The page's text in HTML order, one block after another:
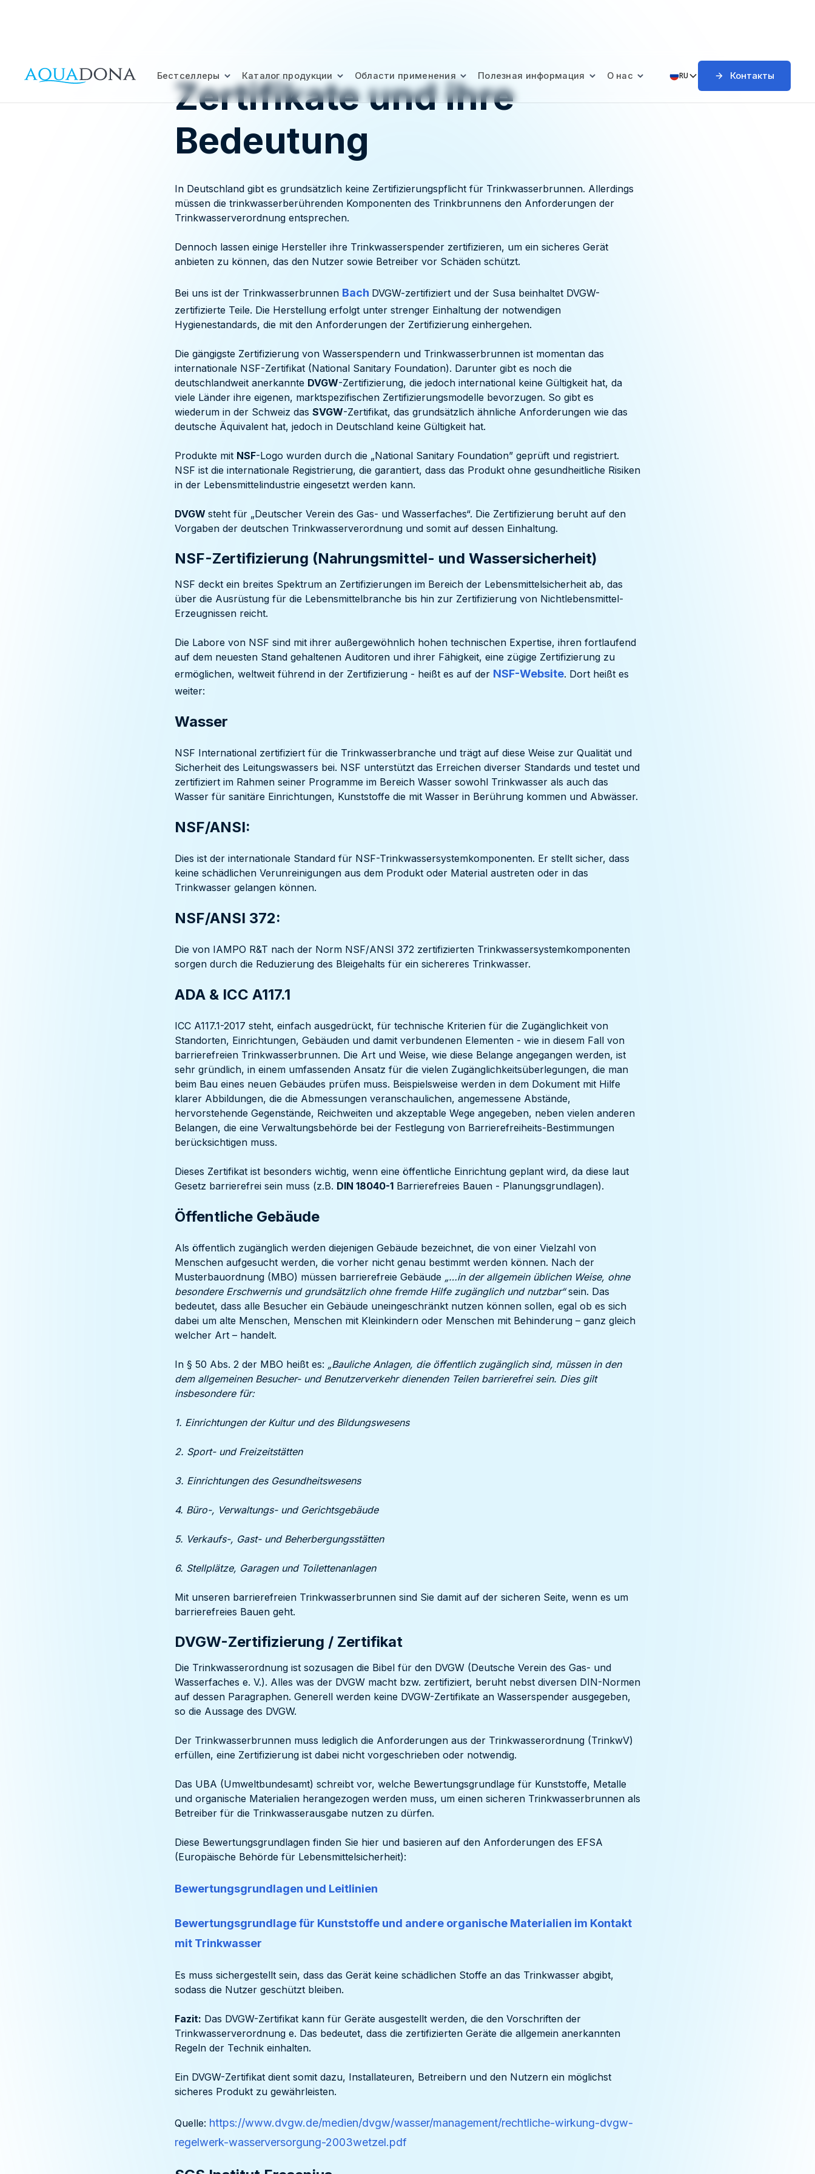
Бестселлеры Каталог продукции Области применения Полезная информация О нас RU Контакты
Zertifikate und ihre
Bedeutung
In Deutschland gibt es grundsätzlich keine Zertifizierungspflicht für Trinkwasserbrunnen. Allerdings
müssen die trinkwasserberührenden Komponenten des Trinkbrunnens den Anforderungen der
Trinkwasserverordnung entsprechen.
Dennoch lassen einige Hersteller ihre Trinkwasserspender zertifizieren, um ein sicheres Gerät
anbieten zu können, das den Nutzer sowie Betreiber vor Schäden schützt.
Bei uns ist der Trinkwasserbrunnen Bach DVGW-zertifiziert und der Susa beinhaltet DVGW-
zertifizierte Teile. Die Herstellung erfolgt unter strenger Einhaltung der notwendigen
Hygienestandards, die mit den Anforderungen der Zertifizierung einhergehen.
Die gängigste Zertifizierung von Wasserspendern und Trinkwasserbrunnen ist momentan das
internationale NSF-Zertifikat (National Sanitary Foundation). Darunter gibt es noch die
deutschlandweit anerkannte DVGW-Zertifizierung, die jedoch international keine Gültigkeit hat, da
viele Länder ihre eigenen, marktspezifischen Zertifizierungsmodelle bevorzugen. So gibt es
wiederum in der Schweiz das SVGW-Zertifikat, das grundsätzlich ähnliche Anforderungen wie das
deutsche Äquivalent hat, jedoch in Deutschland keine Gültigkeit hat.
Produkte mit NSF-Logo wurden durch die „National Sanitary Foundation” geprüft und registriert.
NSF ist die internationale Registrierung, die garantiert, dass das Produkt ohne gesundheitliche Risiken
in der Lebensmittelindustrie eingesetzt werden kann.
DVGW steht für „Deutscher Verein des Gas- und Wasserfaches“. Die Zertifizierung beruht auf den
Vorgaben der deutschen Trinkwasserverordnung und somit auf dessen Einhaltung.
NSF-Zertifizierung (Nahrungsmittel- und Wassersicherheit)
NSF deckt ein breites Spektrum an Zertifizierungen im Bereich der Lebensmittelsicherheit ab, das
über die Ausrüstung für die Lebensmittelbranche bis hin zur Zertifizierung von Nichtlebensmittel-
Erzeugnissen reicht.
Die Labore von NSF sind mit ihrer außergewöhnlich hohen technischen Expertise, ihren fortlaufend
auf dem neuesten Stand gehaltenen Auditoren und ihrer Fähigkeit, eine zügige Zertifizierung zu
ermöglichen, weltweit führend in der Zertifizierung - heißt es auf der NSF-Website. Dort heißt es
weiter:
Wasser
NSF International zertifiziert für die Trinkwasserbranche und trägt auf diese Weise zur Qualität und
Sicherheit des Leitungswassers bei. NSF unterstützt das Erreichen diverser Standards und testet und
zertifiziert im Rahmen seiner Programme im Bereich Wasser sowohl Trinkwasser als auch das
Wasser für sanitäre Einrichtungen, Kunststoffe die mit Wasser in Berührung kommen und Abwässer.
NSF/ANSI:
Dies ist der internationale Standard für NSF-Trinkwassersystemkomponenten. Er stellt sicher, dass
keine schädlichen Verunreinigungen aus dem Produkt oder Material austreten oder in das
Trinkwasser gelangen können.
NSF/ANSI 372:
Die von IAMPO R&T nach der Norm NSF/ANSI 372 zertifizierten Trinkwassersystemkomponenten
sorgen durch die Reduzierung des Bleigehalts für ein sichereres Trinkwasser.
ADA & ICC A117.1
ICC A117.1-2017 steht, einfach ausgedrückt, für technische Kriterien für die Zugänglichkeit von
Standorten, Einrichtungen, Gebäuden und damit verbundenen Elementen - wie in diesem Fall von
barrierefreien Trinkwasserbrunnen. Die Art und Weise, wie diese Belange angegangen werden, ist
sehr gründlich, in einem umfassenden Ansatz für die vielen Zugänglichkeitsüberlegungen, die man
beim Bau eines neuen Gebäudes prüfen muss. Beispielsweise werden in dem Dokument mit Hilfe
klarer Abbildungen, die die Abmessungen veranschaulichen, angemessene Abstände,
hervorstehende Gegenstände, Reichweiten und akzeptable Wege angegeben, neben vielen anderen
Belangen, die eine Verwaltungsbehörde bei der Festlegung von Barrierefreiheits-Bestimmungen
berücksichtigen muss.
Dieses Zertifikat ist besonders wichtig, wenn eine öffentliche Einrichtung geplant wird, da diese laut
Gesetz barrierefrei sein muss (z.B. DIN 18040-1 Barrierefreies Bauen - Planungsgrundlagen).
Öffentliche Gebäude
Als öffentlich zugänglich werden diejenigen Gebäude bezeichnet, die von einer Vielzahl von
Menschen aufgesucht werden, die vorher nicht genau bestimmt werden können. Nach der
Musterbauordnung (MBO) müssen barrierefreie Gebäude „…in der allgemein üblichen Weise, ohne
besondere Erschwernis und grundsätzlich ohne fremde Hilfe zugänglich und nutzbar“sein. Das
bedeutet, dass alle Besucher ein Gebäude uneingeschränkt nutzen können sollen, egal ob es sich
dabei um alte Menschen, Menschen mit Kleinkindern oder Menschen mit Behinderung – ganz gleich
welcher Art – handelt.
In § 50 Abs. 2 der MBO heißt es: „Bauliche Anlagen, die öffentlich zugänglich sind, müssen in den
dem allgemeinen Besucher- und Benutzerverkehr dienenden Teilen barrierefrei sein. Dies gilt
insbesondere für:
1. Einrichtungen der Kultur und des Bildungswesens
2. Sport- und Freizeitstätten
3. Einrichtungen des Gesundheitswesens
4. Büro-, Verwaltungs- und Gerichtsgebäude
5. Verkaufs-, Gast- und Beherbergungsstätten
6. Stellplätze, Garagen und Toilettenanlagen
Mit unseren barrierefreien Trinkwasserbrunnen sind Sie damit auf der sicheren Seite, wenn es um
barrierefreies Bauen geht.
DVGW-Zertifizierung / Zertifikat
Die Trinkwasserordnung ist sozusagen die Bibel für den DVGW (Deutsche Verein des Gas- und
Wasserfaches e. V.). Alles was der DVGW macht bzw. zertifiziert, beruht nebst diversen DIN-Normen
auf dessen Paragraphen. Generell werden keine DVGW-Zertifikate an Wasserspender ausgegeben,
so die Aussage des DVGW.
Der Trinkwasserbrunnen muss lediglich die Anforderungen aus der Trinkwasserordnung (TrinkwV)
erfüllen, eine Zertifizierung ist dabei nicht vorgeschrieben oder notwendig.
Das UBA (Umweltbundesamt) schreibt vor, welche Bewertungsgrundlage für Kunststoffe, Metalle
und organische Materialien herangezogen werden muss, um einen sicheren Trinkwasserbrunnen als
Betreiber für die Trinkwasserausgabe nutzen zu dürfen.
Diese Bewertungsgrundlagen finden Sie hier und basieren auf den Anforderungen des EFSA
(Europäische Behörde für Lebensmittelsicherheit):
Bewertungsgrundlagen und Leitlinien
Bewertungsgrundlage für Kunststoffe und andere organische Materialien im Kontakt
mit Trinkwasser
Es muss sichergestellt sein, dass das Gerät keine schädlichen Stoffe an das Trinkwasser abgibt,
sodass die Nutzer geschützt bleiben.
Fazit: Das DVGW-Zertifikat kann für Geräte ausgestellt werden, die den Vorschriften der
Trinkwasserverordnung e. Das bedeutet, dass die zertifizierten Geräte die allgemein anerkannten
Regeln der Technik einhalten.
Ein DVGW-Zertifikat dient somit dazu, Installateuren, Betreibern und den Nutzern ein möglichst
sicheres Produkt zu gewährleisten.
Quelle: https://www.dvgw.de/medien/dvgw/wasser/management/rechtliche-wirkung-dvgw-
regelwerk-wasserversorgung-2003wetzel.pdf